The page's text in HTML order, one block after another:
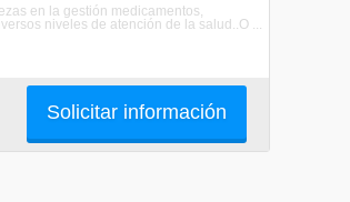
en la gestión medicamentos,
niveles de atención de la salud..O ...
Solicitar información